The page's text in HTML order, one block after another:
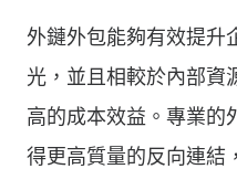
外鏈外包能夠有效提升
光，並且相較於內部資
高的成本效益。專業的
得更高質量的反向連結